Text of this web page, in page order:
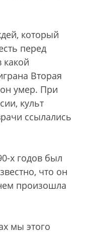
который
перед
Вторая
умер. При
культ
ссылались
х годов был
что он
произошла
мы этого